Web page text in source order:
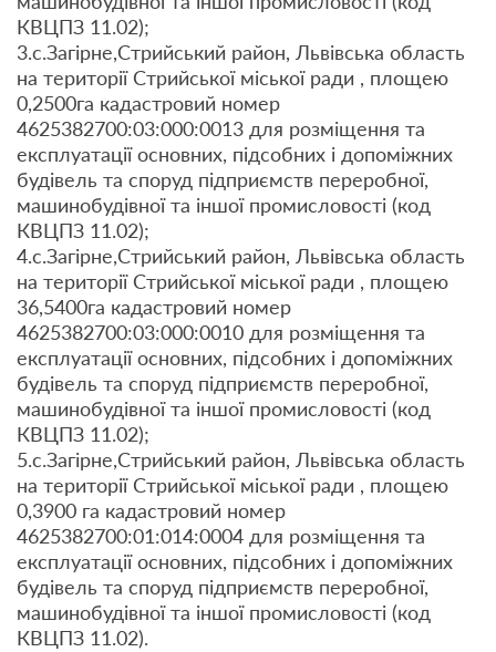
КВЦПЗ 11.02);
3.с.Загірне,Стрийський район, Львівська область
на території Стрийської міської ради , площею
0,2500га кадастровий номер
4625382700:03:000:0013 для розміщення та
експлуатації основних, підсобних і допоміжних
будівель та споруд підприємств переробної,
машинобудівної та іншої промисловості (код
КВЦПЗ 11.02);
4.с.Загірне,Стрийський район, Львівська область
на території Стрийської міської ради , площею
36,5400га кадастровий номер
4625382700:03:000:0010 для розміщення та
експлуатації основних, підсобних і допоміжних
будівель та споруд підприємств переробної,
машинобудівної та іншої промисловості (код
КВЦПЗ 11.02);
5.с.Загірне,Стрийський район, Львівська область
на території Стрийської міської ради , площею
0,3900 га кадастровий номер
4625382700:01:014:0004 для розміщення та
експлуатації основних, підсобних і допоміжних
будівель та споруд підприємств переробної,
машинобудівної та іншої промисловості (код
КВЦПЗ 11.02).